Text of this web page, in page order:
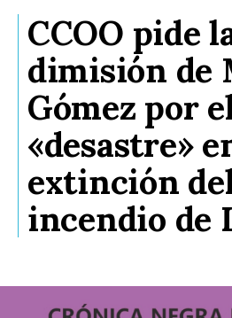
CCOO pide
dimisión de
Gómez por
«desastre»
extinción
incendio de